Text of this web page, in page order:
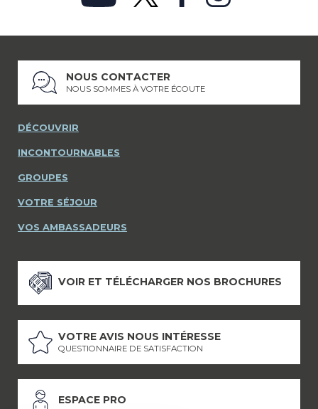
NOUS CONTACTER
NOUS SOMMES À VOTRE ÉCOUTE
DÉCOUVRIR
INCONTOURNABLES
GROUPES
VOTRE SÉJOUR
VOS AMBASSADEURS
VOIR ET TÉLÉCHARGER NOS BROCHURES
VOTRE AVIS NOUS INTÉRESSE
QUESTIONNAIRE DE SATISFACTION
ESPACE PRO